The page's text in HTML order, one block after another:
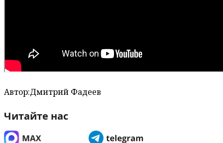
Автор:Дмитрий Фадеев
Читайте нас